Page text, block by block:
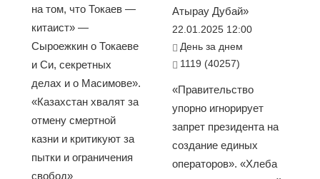
на том, что Токаев —
китаист» —
Сыроежкин о Токаеве
и Си, секретных
делах и о Масимове».
«Казахстан хвалят за
отмену смертной
казни и критикуют за
пытки и ограничения
свобод»
Атырау Дубай»
22.01.2025 12:00
День за днем
1119 (40257)
«Правительство
упорно игнорирует
запрет президента на
создание единых
операторов». «Хлеба